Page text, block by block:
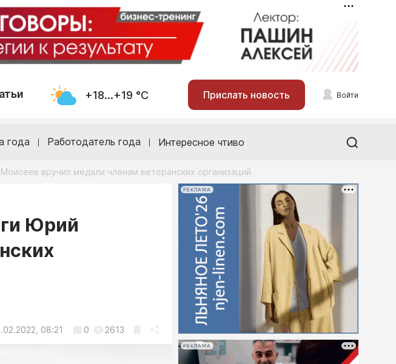
+18...+19 °С Прислать новость Войти
года Работодатель года Интересное чтиво
вручил медали членам ветеранских организаций
Юрий
08:21 0 2613
РЕКЛАМА
РЕКЛАМА